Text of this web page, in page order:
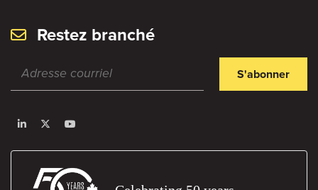
Restez branché
S'abonner